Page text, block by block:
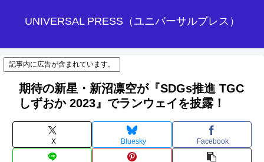
UNIVERSAL PRESS（ユニバーサルプレス）
記事内に広告が含まれています。
期待の新星・新沼凛空が『SDGs推進 TGC
しずおか 2023』でランウェイを披露！
X Bluesky Facebook